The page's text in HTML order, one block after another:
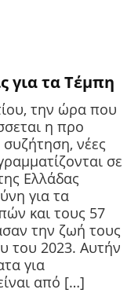
για τα Τέμπη
την ώρα που
η προ
νέες
σε
Ελλάδας
για τα
και τους 57
την ζωή τους
του 2023. Αυτήν
για
από […]